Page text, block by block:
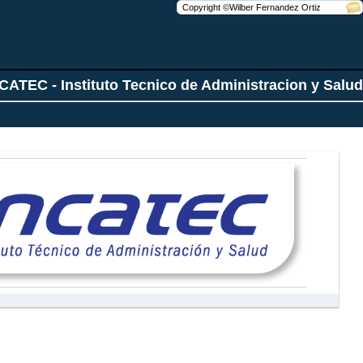
- Instituto Tecnico de Administracion y Salud